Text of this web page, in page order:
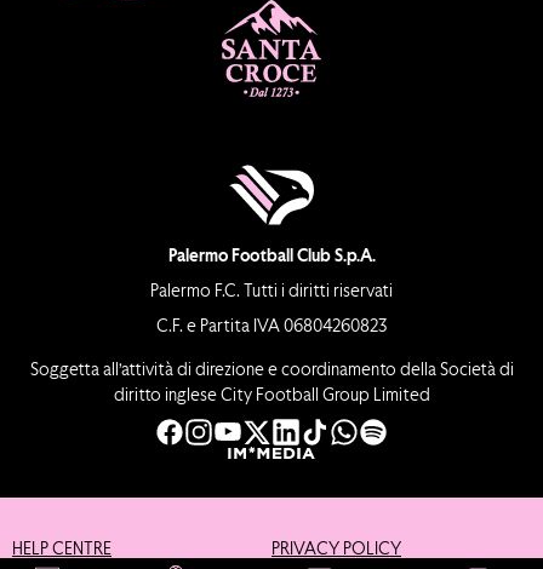
Palermo Football Club S.p.A.
Palermo F.C. Tutti i diritti riservati
C.F. e Partita IVA 06804260823
Soggetta all’attività di direzione e coordinamento della Società di
diritto inglese City Football Group Limited
HELP CENTRE
PRIVACY POLICY